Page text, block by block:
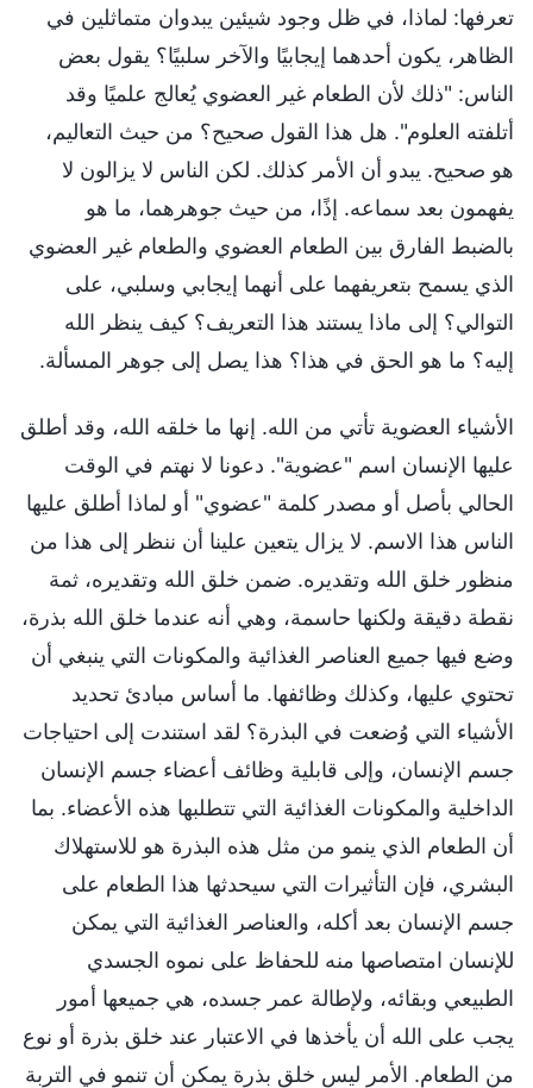
تعرفها: لماذا، في ظل وجود شيئين يبدوان متماثلين في
الظاهر، يكون أحدهما إيجابيًا والآخر سلبيًا؟ يقول بعض
الناس: "ذلك لأن الطعام غير العضوي يُعالج علميًا وقد
أتلفته العلوم". هل هذا القول صحيح؟ من حيث التعاليم،
هو صحيح. يبدو أن الأمر كذلك. لكن الناس لا يزالون لا
يفهمون بعد سماعه. إذًا، من حيث جوهرهما، ما هو
بالضبط الفارق بين الطعام العضوي والطعام غير العضوي
الذي يسمح بتعريفهما على أنهما إيجابي وسلبي، على
التوالي؟ إلى ماذا يستند هذا التعريف؟ كيف ينظر الله
إليه؟ ما هو الحق في هذا؟ هذا يصل إلى جوهر المسألة.
الأشياء العضوية تأتي من الله. إنها ما خلقه الله، وقد أطلق
عليها الإنسان اسم "عضوية". دعونا لا نهتم في الوقت
الحالي بأصل أو مصدر كلمة "عضوي" أو لماذا أطلق عليها
الناس هذا الاسم. لا يزال يتعين علينا أن ننظر إلى هذا من
منظور خلق الله وتقديره. ضمن خلق الله وتقديره، ثمة
نقطة دقيقة ولكنها حاسمة، وهي أنه عندما خلق الله بذرة،
وضع فيها جميع العناصر الغذائية والمكونات التي ينبغي أن
تحتوي عليها، وكذلك وظائفها. ما أساس مبادئ تحديد
الأشياء التي وُضعت في البذرة؟ لقد استندت إلى احتياجات
جسم الإنسان، وإلى قابلية وظائف أعضاء جسم الإنسان
الداخلية والمكونات الغذائية التي تتطلبها هذه الأعضاء. بما
أن الطعام الذي ينمو من مثل هذه البذرة هو للاستهلاك
البشري، فإن التأثيرات التي سيحدثها هذا الطعام على
جسم الإنسان بعد أكله، والعناصر الغذائية التي يمكن
للإنسان امتصاصها منه للحفاظ على نموه الجسدي
الطبيعي وبقائه، ولإطالة عمر جسده، هي جميعها أمور
يجب على الله أن يأخذها في الاعتبار عند خلق بذرة أو نوع
من الطعام. الأمر ليس خلق بذرة يمكن أن تنمو في التربة